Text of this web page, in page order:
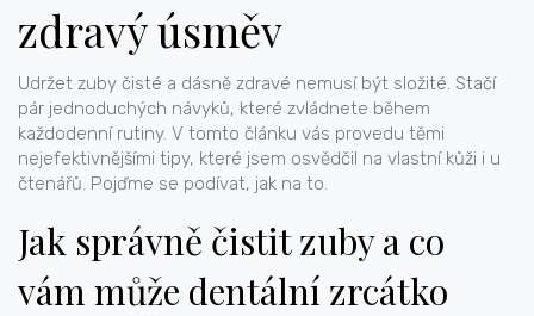
zdravý úsměv
Udržet zuby čisté a dásně zdravé nemusí být složité. Stačí
pár jednoduchých návyků, které zvládnete během
každodenní rutiny. V tomto článku vás provedu těmi
nejefektivnějšími tipy, které jsem osvědčil na vlastní kůži i u
čtenářů. Pojďme se podívat, jak na to.
Jak správně čistit zuby a co
vám může dentální zrcátko